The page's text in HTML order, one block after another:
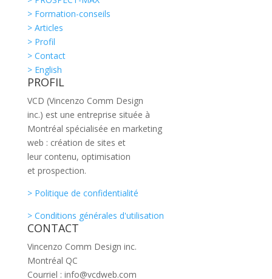
> Formation-conseils
> Articles
> Profil
> Contact
> English
PROFIL
VCD (Vincenzo Comm Design
inc.) est une entreprise située à
Montréal spécialisée en marketing
web : création de sites et
leur contenu, optimisation
et prospection.
> Politique de confidentialité
> Conditions générales d'utilisation
CONTACT
Vincenzo Comm Design inc.
Montréal QC
Courriel : info@vcdweb.com